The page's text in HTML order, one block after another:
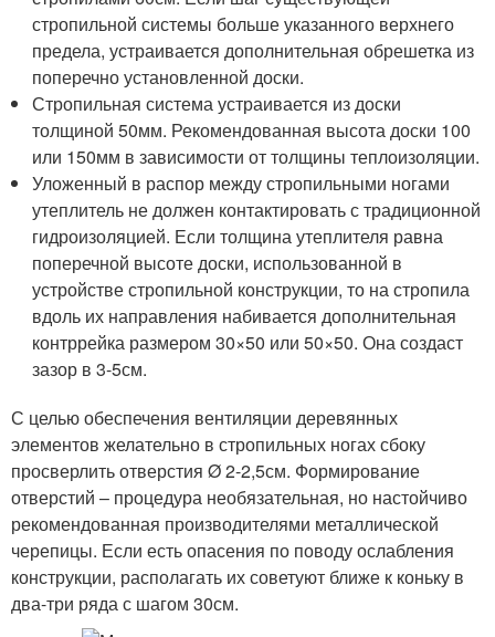
стропильной системы больше указанного верхнего
предела, устраивается дополнительная обрешетка из
поперечно установленной доски.
Стропильная система устраивается из доски
толщиной 50мм. Рекомендованная высота доски 100
или 150мм в зависимости от толщины теплоизоляции.
Уложенный в распор между стропильными ногами
утеплитель не должен контактировать с традиционной
гидроизоляцией. Если толщина утеплителя равна
поперечной высоте доски, использованной в
устройстве стропильной конструкции, то на стропила
вдоль их направления набивается дополнительная
контррейка размером 30×50 или 50×50. Она создаст
зазор в 3-5см.
С целью обеспечения вентиляции деревянных
элементов желательно в стропильных ногах сбоку
просверлить отверстия Ø 2-2,5см. Формирование
отверстий – процедура необязательная, но настойчиво
рекомендованная производителями металлической
черепицы. Если есть опасения по поводу ослабления
конструкции, располагать их советуют ближе к коньку в
два-три ряда с шагом 30см.